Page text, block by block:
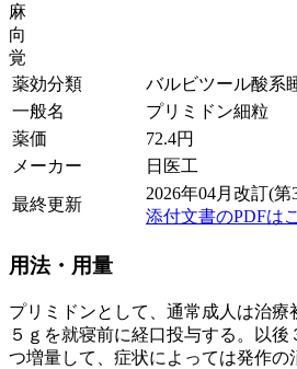
麻
向
覚
薬効分類
バルビツール酸系
一般名
プリミドン細粒
薬価
72.4円
メーカー
日医工
最終更新
2026年04月改訂(第
添付文書のPDFは
用法・用量
プリミドンとして、通常成人は治療
５ｇを就寝前に経口投与する。以
つ増量して、症状によっては発作の